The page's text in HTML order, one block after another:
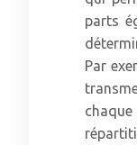
parts
Par